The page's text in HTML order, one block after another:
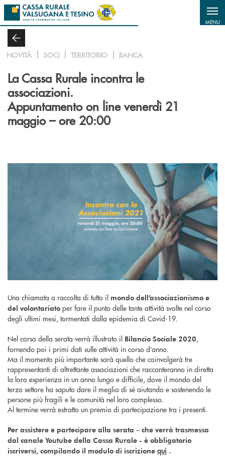
Salta al contenuto principale
MENU
NOVITÀ SOCI TERRITORIO BANCA
La Cassa Rurale incontra le
associazioni.
Appuntamento on line venerdì 21
maggio – ore 20:00
Una chiamata a raccolta di tutto il mondo dell’associazionismo e
del volontariato per fare il punto delle tante attività svolte nel corso
degli ultimi mesi, tormentati dalla epidemia di Covid-19.
Nel corso della serata verrà illustrato il Bilancio Sociale 2020,
fornendo poi i primi dati sulle attività in corso d’anno.
Ma il momento più importante sarà quello che coinvolgerà tre
rappresentanti di altrettante associazioni che racconteranno in diretta
la loro esperienza in un anno lungo e difficile, dove il mondo del
terzo settore ha saputo dare il meglio di sé aiutando e sostenendo le
persone più fragili e le comunità nel loro complesso.
Al termine verrà estratto un premio di partecipazione tra i presenti.
Per assistere e partecipare alla serata – che verrà trasmessa
dal canale Youtube della Cassa Rurale - è obbligatorio
iscriversi, compilando il modulo di iscrizione qui .